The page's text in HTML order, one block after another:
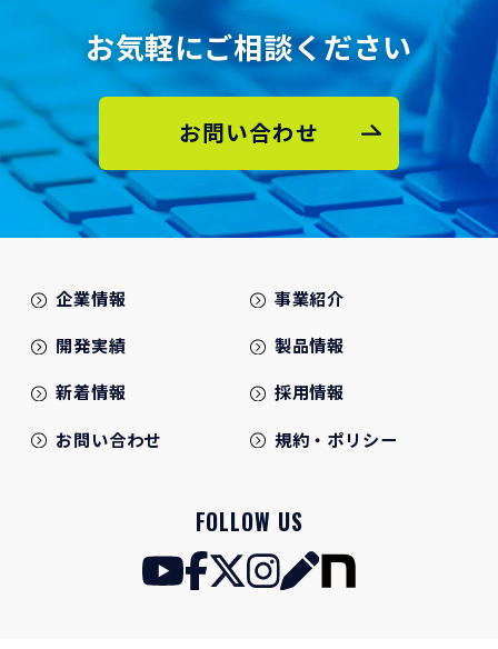
お気軽にご相談ください
お問い合わせ
企業情報 事業紹介
開発実績 製品情報
新着情報 採用情報
お問い合わせ 規約・ポリシー
FOLLOW US